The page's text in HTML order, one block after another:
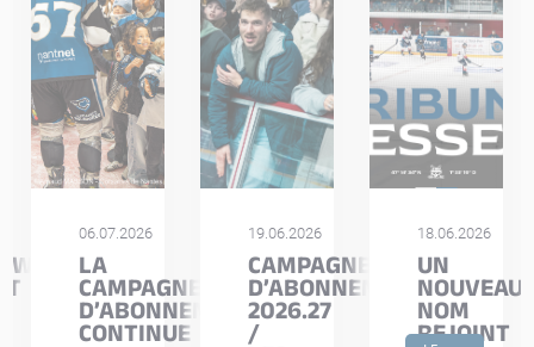
06.07.2026
LA
CAMPAGNE
D’ABONNEMENTS
CONTINUE
19.06.2026
CAMPAGNE
D’ABONNEMENTS
2026.27
/
18.06.2026
UN
NOUVEAU
NOM
REJOINT